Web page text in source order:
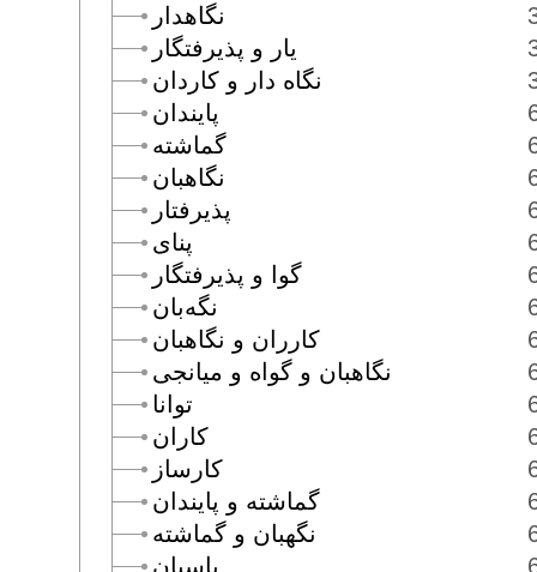
نگاهدار
يار و پذيرفتگار
نگاه دار و كاردان
پايندان
گماشته
نگاهبان
پذيرفتار
پناى
گوا و پذيرفتگار
نگه‌بان
كارران و نگاهبان
نگاهبان و گواه و ميانجى
توانا
كاران
كارساز
گماشته و پايندان
نگهبان و گماشته